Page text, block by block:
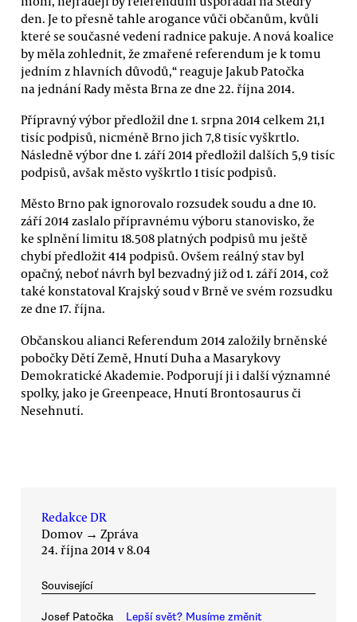
den. Je to přesně tahle arogance vůči občanům, kvůli
které se současné vedení radnice pakuje. A nová koalice
by měla zohlednit, že zmařené referendum je k tomu
jedním z hlavních důvodů,“ reaguje Jakub Patočka
na jednání Rady města Brna ze dne 22. října 2014.
Přípravný výbor předložil dne 1. srpna 2014 celkem 21,1
tisíc podpisů, nicméně Brno jich 7,8 tisíc vyškrtlo.
Následně výbor dne 1. září 2014 předložil dalších 5,9 tisíc
podpisů, avšak město vyškrtlo 1 tisíc podpisů.
Město Brno pak ignorovalo rozsudek soudu a dne 10.
září 2014 zaslalo přípravnému výboru stanovisko, že
ke splnění limitu 18.508 platných podpisů mu ještě
chybí předložit 414 podpisů. Ovšem reálný stav byl
opačný, neboť návrh byl bezvadný již od 1. září 2014, což
také konstatoval Krajský soud v Brně ve svém rozsudku
ze dne 17. října.
Občanskou alianci Referendum 2014 založily brněnské
pobočky Dětí Země, Hnutí Duha a Masarykovy
Demokratické Akademie. Podporují ji i další významné
spolky, jako je Greenpeace, Hnutí Brontosaurus či
Nesehnutí.
Redakce DR
Domov → Zpráva
24. října 2014 v 8.04
Související
Josef Patočka
Lepší svět? Musíme změnit